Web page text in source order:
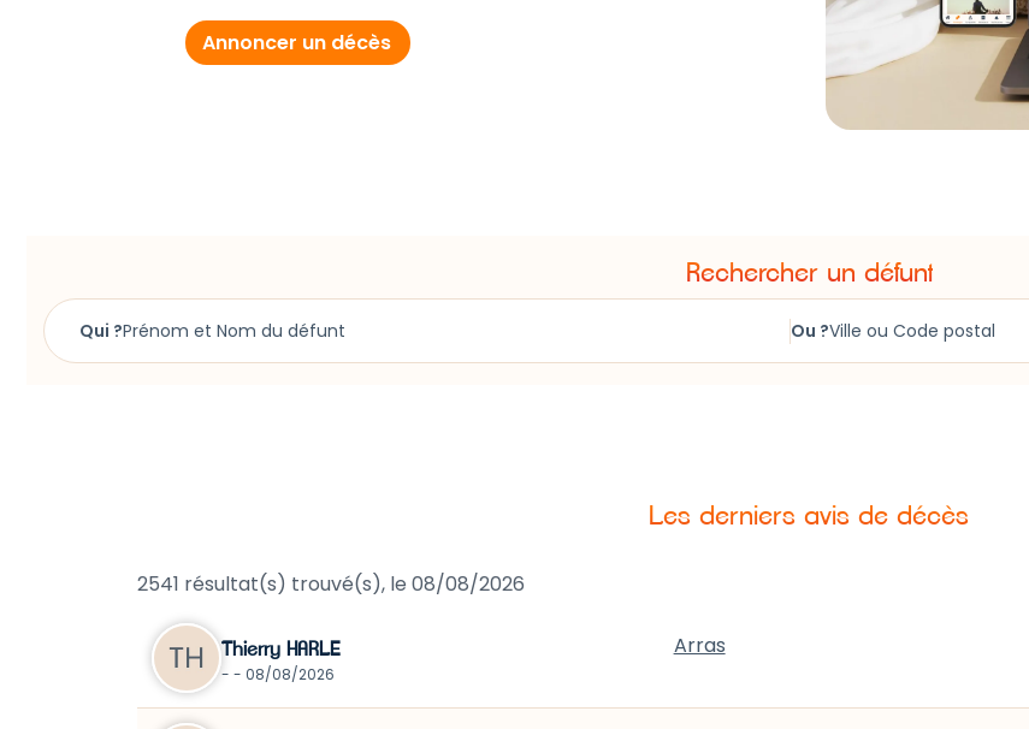
Libération Champagne
Annoncer un décès
Rechercher un défunt
Qui ? Ou ?
Les derniers avis de décès
2541 résultat(s) trouvé(s), le 08/08/2026
Thierry HARLE
- - 08/08/2026
Arras